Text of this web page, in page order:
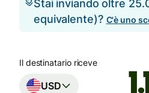
Stai inviando oltre
equivalente)? C'è uno
Il destinatario riceve
USD